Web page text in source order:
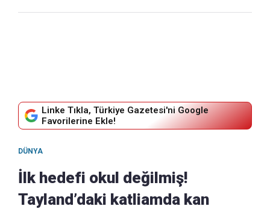
Linke Tıkla, Türkiye Gazetesi'ni Google
Favorilerine Ekle!
DÜNYA
İlk hedefi okul değilmiş!
Tayland’daki katliamda kan